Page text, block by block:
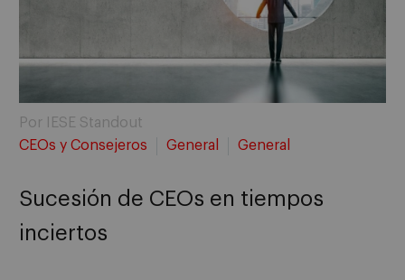
Por IESE Standout
CEOs y Consejeros
General General
Sucesión de CEOs en tiempos
inciertos